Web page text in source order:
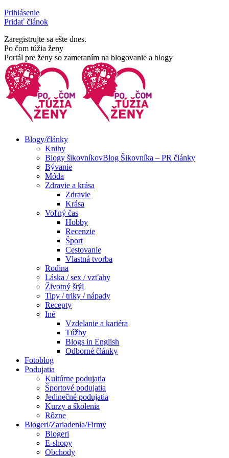
Skip
to
Prihlásenie
Pridať článok
Zaregistrujte sa ešte dnes.
Facebook
page
opens
in
new
window
Rss
page
opens
in
new
window
Po čom túžia ženy
Portál pre ženy so zameraním na blogovanie a blogy
Blogy/články
Knihy
Blogy šikovníkovBlog Šikovníka – PR články
Bývanie
Móda
Zdravie a krása
Zdravie
Krása
Voľný čas
Hobby
Recenzie
Šport
Cestovanie
Vlastná tvorba
Rodina
Láska / sex / vzťahy
Životný štýl
Tipy / triky / nápady
Recepty
Iné
Vzdelanie a kariéra
Túžby
Blogs in English
Odborné články
Fotoblog
Podujatia
Kultúrne podujatia
Športové podujatia
Jedinečné podujatia
Kurzy a školenia
Rôzne
Blogeri/Zariadenia/Firmy
Blogeri
E-shopy
Obchody